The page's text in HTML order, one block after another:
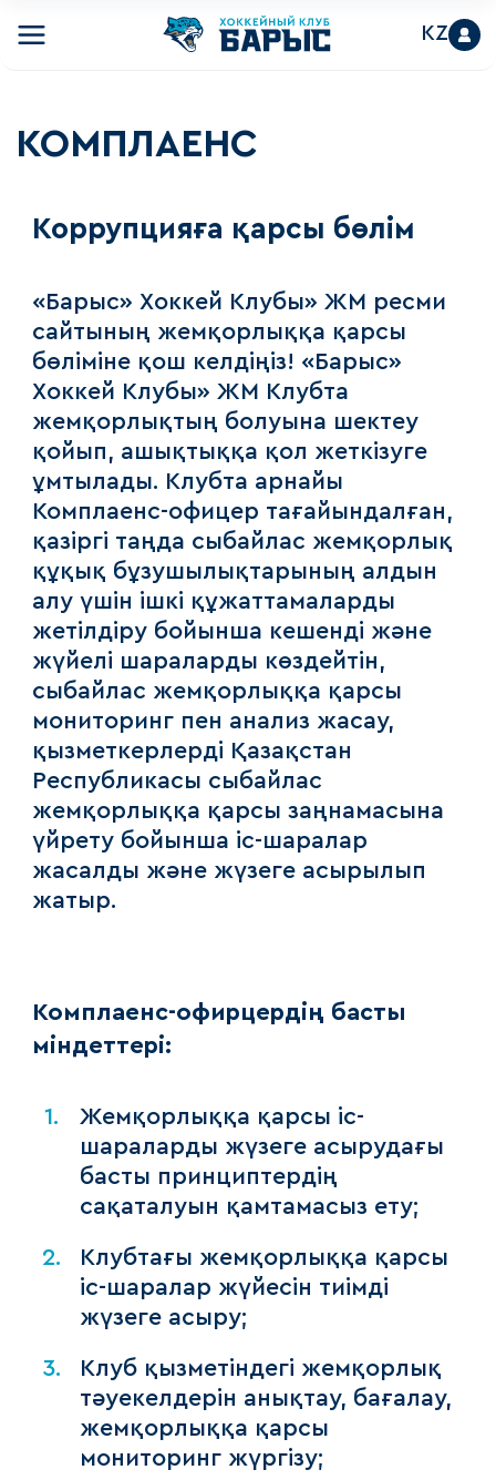
KZ
КОМПЛАЕНС
Коррупцияға қарсы бөлім
«Барыс» Хоккей Клубы» ЖМ ресми
сайтының жемқорлыққа қарсы
бөліміне қош келдіңіз! «Барыс»
Хоккей Клубы» ЖМ Клубта
жемқорлықтың болуына шектеу
қойып, ашықтыққа қол жеткізуге
ұмтылады. Клубта арнайы
Комплаенс-офицер тағайындалған,
қазіргі таңда сыбайлас жемқорлық
құқық бұзушылықтарының алдын
алу үшін ішкі құжаттамаларды
жетілдіру бойынша кешенді және
жүйелі шараларды көздейтін,
сыбайлас жемқорлыққа қарсы
мониторинг пен анализ жасау,
қызметкерлерді Қазақстан
Республикасы сыбайлас
жемқорлыққа қарсы заңнамасына
үйрету бойынша іс-шаралар
жасалды және жүзеге асырылып
жатыр.
Комплаенс-офирцердің басты
міндеттері:
Жемқорлыққа қарсы іс-
шараларды жүзеге асырудағы
басты принциптердің
сақаталуын қамтамасыз ету;
Клубтағы жемқорлыққа қарсы
іс-шаралар жүйесін тиімді
жүзеге асыру;
Клуб қызметіндегі жемқорлық
тәуекелдерін анықтау, бағалау,
жемқорлыққа қарсы
мониторинг жүргізу;